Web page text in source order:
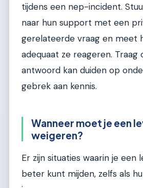
tijdens een nep-incident.
naar hun support met een
gerelateerde vraag en meet
adequaat ze reageren. Traag
antwoord kan duiden op
gebrek aan kennis.
Wanneer moet je een
weigeren?
Er zijn situaties waarin je een
beter kunt mijden, zelfs als